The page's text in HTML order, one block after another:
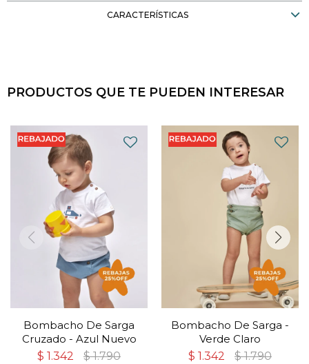
CARACTERÍSTICAS
PRODUCTOS QUE TE PUEDEN INTERESAR
Bombacho De Sarga
Cruzado - Azul Nuevo
$ 1.342 $ 1.790
Bombacho De Sarga -
Verde Claro
$ 1.342 $ 1.790